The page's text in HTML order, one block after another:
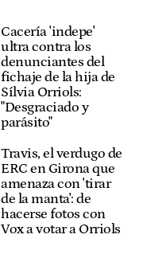
Cacería 'indepe'
ultra contra los
denunciantes del
fichaje de la hija de
Sílvia Orriols:
"Desgraciado y
parásito"
Travis, el verdugo de
ERC en Girona que
amenaza con 'tirar
de la manta': de
hacerse fotos con
Vox a votar a Orriols